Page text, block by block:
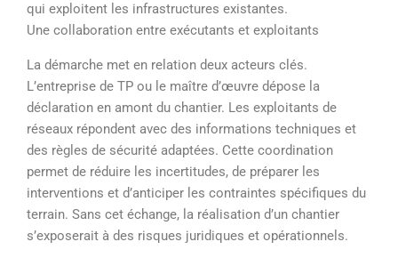
qui exploitent les infrastructures existantes.
Une collaboration entre exécutants et exploitants
La démarche met en relation deux acteurs clés.
L’entreprise de TP ou le maître d’œuvre dépose la
déclaration en amont du chantier. Les exploitants de
réseaux répondent avec des informations techniques et
des règles de sécurité adaptées. Cette coordination
permet de réduire les incertitudes, de préparer les
interventions et d’anticiper les contraintes spécifiques du
terrain. Sans cet échange, la réalisation d’un chantier
s’exposerait à des risques juridiques et opérationnels.